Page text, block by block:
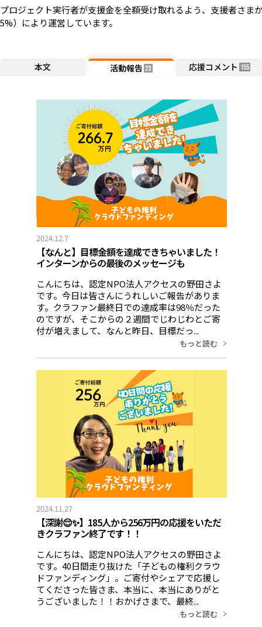
プロジェクト実行者が支援金を全額受け取れるよう、支援者さま
5%）により運営しています。
本文 活動報告 23 応援コメント 155
2024.12.7
【なんと】目標金額を達成できちゃいました！
インターンからの最後のメッセージも
こんにちは、認定NPO法人アクセスの野田さよ
です。今日は皆さんにうれしいご報告がありま
す。クラファン最終日での達成率は98％だった
のですが、そこからの２週間でじわじわとご寄
付が増えまして、なんと昨日、目標だっ...
もっと読む
2024.11.27
【深謝😌✨】185人から256万円の応援をいただ
きクラファン終了です！！
こんにちは、認定NPO法人アクセスの野田さよ
です。40日間走り抜けた「子どもの権利クラウ
ドファンディング」。ご寄付やシェアで応援し
てくださった皆さま、本当に、本当にありがと
うございました！！おかげさまで、最終...
もっと読む